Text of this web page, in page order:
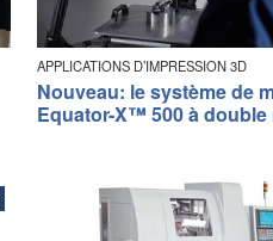
APPLICATIONS D’IMPRESSION 3D
Nouveau: le système de
Equator-X™ 500 à double